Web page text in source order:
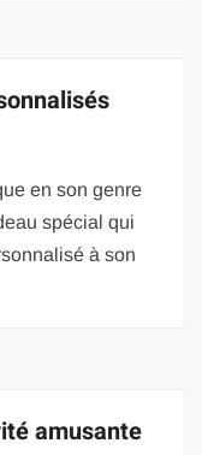
en son genre
spécial qui
à son
amusante